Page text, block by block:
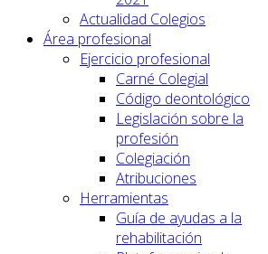
Actualidad Colegios
Área profesional
Ejercicio profesional
Carné Colegial
Código deontológico
Legislación sobre la
profesión
Colegiación
Atribuciones
Herramientas
Guía de ayudas a la
rehabilitación